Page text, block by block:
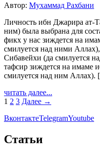
Автор: Мухаммад Рахбани
Личность ибн Джарира ат-
ним) была выбрана для
фикх у нас зиждется на
смилуется над ними
Сибавейхи (да смилуется
тафсир зиждется на имаме
смилуется над ним
читать далее...
1 2 3 Далее →
ВконтактеTelegramYoutube
Статьи